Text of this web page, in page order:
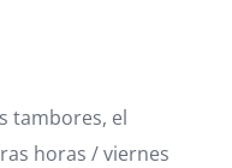
tambores, el
horas / viernes